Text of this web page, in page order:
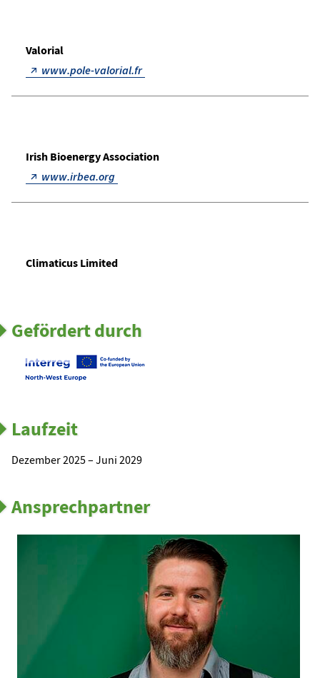
Valorial
www.pole-valorial.fr
Irish Bioenergy Association
www.irbea.org
Climaticus Limited
Gefördert durch
Laufzeit
Dezember 2025 – Juni 2029
Ansprechpartner